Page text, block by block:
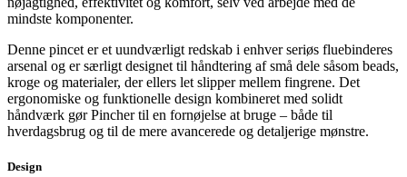
mindste komponenter.
Denne pincet er et uundværligt redskab i enhver seriøs fluebinderes
arsenal og er særligt designet til håndtering af små dele såsom beads,
kroge og materialer, der ellers let slipper mellem fingrene. Det
ergonomiske og funktionelle design kombineret med solidt
håndværk gør Pincher til en fornøjelse at bruge – både til
hverdagsbrug og til de mere avancerede og detaljerige mønstre.
Design